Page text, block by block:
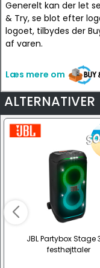
Generelt kan der let
& Try, se blot efter
logoet, tilbydes der
af varen.
Læs mere om
ALTERNATIVER
JBL Partybox Stage
festhøjttaler